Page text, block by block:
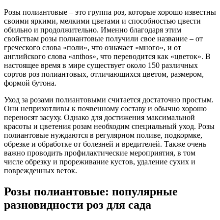
Розы полиантовые – это группа роз, которые хорошо известны
своими яркими, мелкими цветами и способностью цвести
обильно и продолжительно. Именно благодаря этим
свойствам розы полиантовые получили свое название – от
греческого слова «поли», что означает «много», и от
английского слова «anthos», что переводится как «цветок». В
настоящее время в мире существует около 150 различных
сортов роз полиантовых, отличающихся цветом, размером,
формой бутона.
Уход за розами полиантовыми считается достаточно простым.
Они неприхотливы к почвенному составу и обычно хорошо
переносят засуху. Однако для достижения максимальной
красоты и цветения розам необходим специальный уход. Розы
полиантовые нуждаются в регулярном поливе, подкормке,
обрезке и обработке от болезней и вредителей. Также очень
важно проводить профилактические мероприятия, в том
числе обрезку и прореживание кустов, удаление сухих и
поврежденных веток.
Розы полиантовые: популярные
разновидности роз для сада